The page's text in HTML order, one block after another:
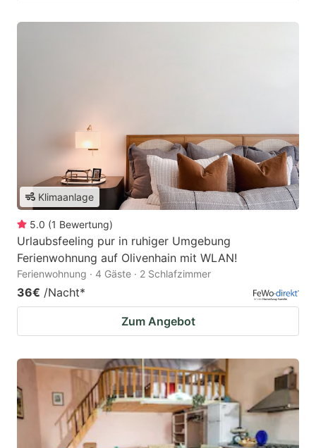
Klimaanlage
5.0 (1 Bewertung)
Urlaubsfeeling pur in ruhiger Umgebung
Ferienwohnung auf Olivenhain mit WLAN!
Ferienwohnung · 4 Gäste · 2 Schlafzimmer
36€ /Nacht*
Zum Angebot